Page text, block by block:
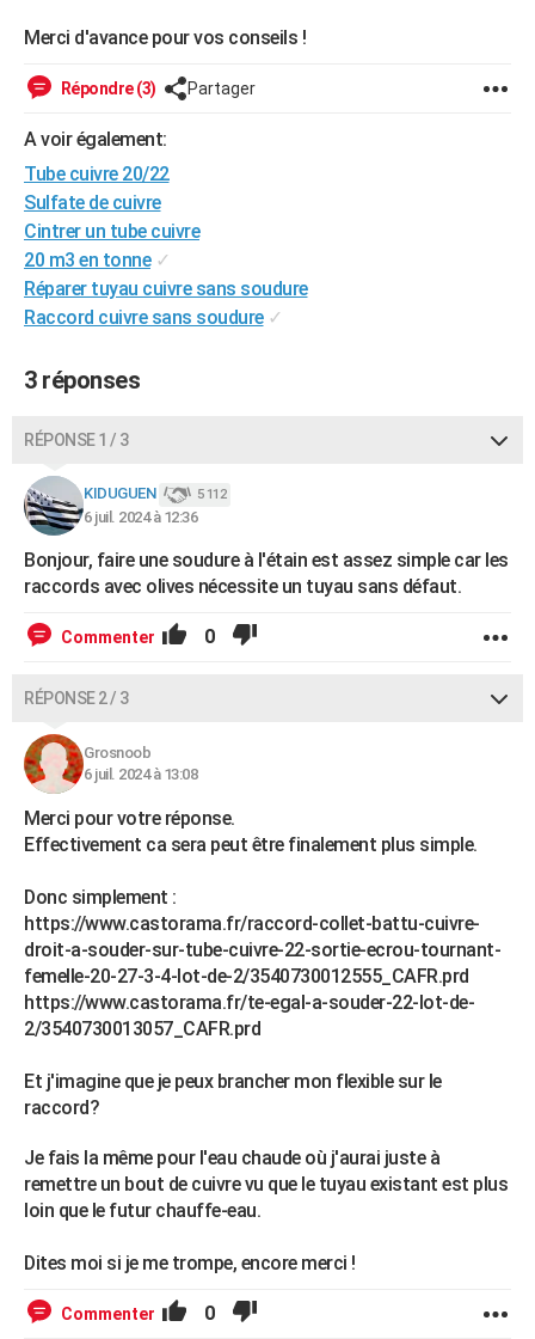
S'inscrire
Se connecter
Lycées
Collèges
Primaires
Universités
Entreprises
Service militaire
Avis de recherche
AVIS DE DÉCÈS
FORUM
Bricolage
Lifestyle
Culture
SportAuto
Television
Voyage
Cinema
Merci d'avance pour vos conseils !
Répondre (3) Partager
A voir également:
Tube cuivre 20/22
Sulfate de cuivre
Cintrer un tube cuivre
20 m3 en tonne ✓
Réparer tuyau cuivre sans soudure
Raccord cuivre sans soudure ✓
3 réponses
RÉPONSE 1 / 3
KIDUGUEN 5 112
6 juil. 2024 à 12:36
Bonjour, faire une soudure à l'étain est assez simple car les
raccords avec olives nécessite un tuyau sans défaut.
Commenter 0
RÉPONSE 2 / 3
Grosnoob
6 juil. 2024 à 13:08
Merci pour votre réponse.
Effectivement ca sera peut être finalement plus simple.
Donc simplement :
https://www.castorama.fr/raccord-collet-battu-cuivre-
droit-a-souder-sur-tube-cuivre-22-sortie-ecrou-tournant-
femelle-20-27-3-4-lot-de-2/3540730012555_CAFR.prd
https://www.castorama.fr/te-egal-a-souder-22-lot-de-
2/3540730013057_CAFR.prd
Et j'imagine que je peux brancher mon flexible sur le
raccord?
Je fais la même pour l'eau chaude où j'aurai juste à
remettre un bout de cuivre vu que le tuyau existant est plus
loin que le futur chauffe-eau.
Dites moi si je me trompe, encore merci !
Commenter 0